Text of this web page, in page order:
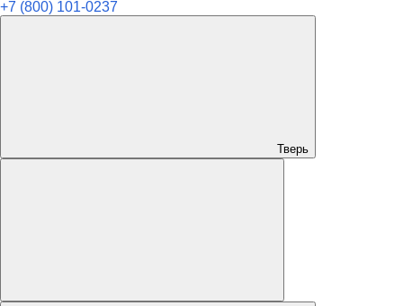
+7 (800) 101-0237
Тверь